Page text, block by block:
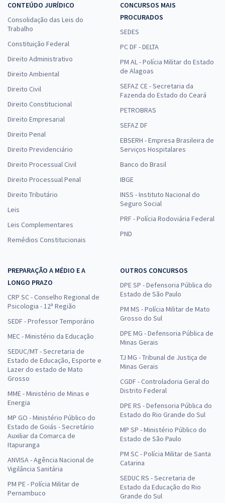
CONTEÚDO JURÍDICO
Consolidação das Leis do
Trabalho
Constituição Federal
Direito Administrativo
Direito Ambiental
Direito Civil
Direito Constitucional
Direito Empresarial
Direito Penal
Direito Previdenciário
Direito Processual Civil
Direito Processual Penal
Direito Tributário
Leis
Leis Complementares
Remédios Constitucionais
CONCURSOS MAIS
PROCURADOS
SEDES
PC DF - DELTA
PM AL - Polícia Militar do Estado
de Alagoas
SEFAZ CE - Secretaria da
Fazenda do Estado do Ceará
PETROBRAS
SEFAZ DF
EBSERH - Empresa Brasileira de
Serviços Hospitalares
Banco do Brasil
IBGE
INSS - Instituto Nacional do
Seguro Social
PRF - Polícia Rodoviária Federal
PND
PREPARAÇÃO A MÉDIO E A
LONGO PRAZO
CRP SC - Conselho Regional de
Psicologia - 12ª Região
SEDF - Professor Temporário
MEC - Ministério da Educação
SEDUC/MT - Secretaria de
Estado de Educação, Esporte e
Lazer do estado de Mato
Grosso
MME - Ministério de Minas e
Energia
MP GO - Ministério Público do
Estado de Goiás - Secretário
Auxiliar da Comarca de
Itapuranga
ANVISA - Agência Nacional de
Vigilância Sanitária
PM PE - Polícia Militar de
Pernambuco
OUTROS CONCURSOS
DPE SP - Defensoria Pública do
Estado de São Paulo
PM MS - Polícia Militar de Mato
Grosso do Sul
DPE MG - Defensoria Pública de
Minas Gerais
TJ MG - Tribunal de Justiça de
Minas Gerais
CGDF - Controladoria Geral do
Distrito Federal
DPE RS - Defensoria Pública do
Estado do Rio Grande do Sul
MP SP - Ministério Público do
Estado de São Paulo
PM SC - Polícia Militar de Santa
Catarina
SEDUC RS - Secretaria de
Estado da Educação do Rio
Grande do Sul